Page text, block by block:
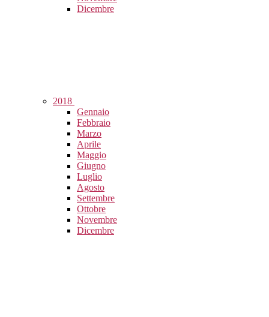
Dicembre
2018
Gennaio
Febbraio
Marzo
Aprile
Maggio
Giugno
Luglio
Agosto
Settembre
Ottobre
Novembre
Dicembre